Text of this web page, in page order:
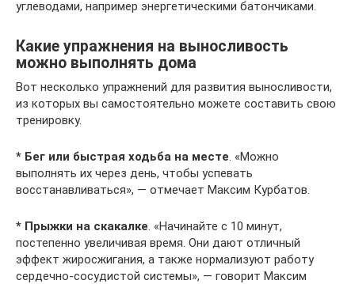
углеводами, например энергетическими батончиками.
Какие упражнения на выносливость
можно выполнять дома
Вот несколько упражнений для развития выносливости,
из которых вы самостоятельно можете составить свою
тренировку.
* Бег или быстрая ходьба на месте . «Можно
выполнять их через день, чтобы успевать
восстанавливаться», — отмечает Максим Курбатов.
* Прыжки на скакалке . «Начинайте с 10 минут,
постепенно увеличивая время. Они дают отличный
эффект жиросжигания, а также нормализуют работу
сердечно-сосудистой системы», — говорит Максим